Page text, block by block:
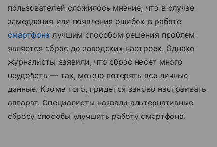
пользователей сложилось мнение, что в случае
замедления или появления ошибок в работе
смартфона лучшим способом решения проблем
является сброс до заводских настроек. Однако
журналисты заявили, что сброс несет много
неудобств — так, можно потерять все личные
данные. Кроме того, придется заново настраивать
аппарат. Специалисты назвали альтернативные
сбросу способы улучшить работу смартфона.